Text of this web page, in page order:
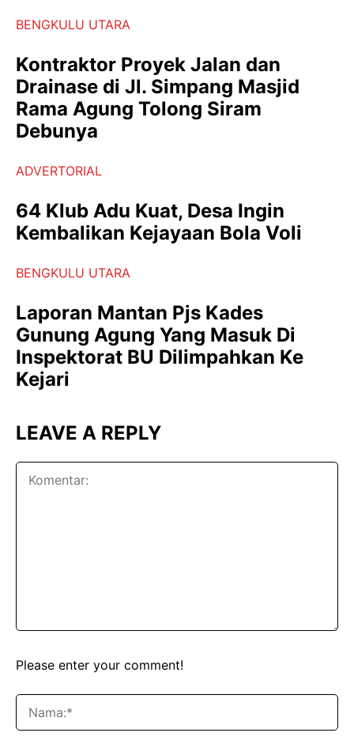
BENGKULU UTARA
Kontraktor Proyek Jalan dan
Drainase di Jl. Simpang Masjid
Rama Agung Tolong Siram
Debunya
ADVERTORIAL
64 Klub Adu Kuat, Desa Ingin
Kembalikan Kejayaan Bola Voli
BENGKULU UTARA
Laporan Mantan Pjs Kades
Gunung Agung Yang Masuk Di
Inspektorat BU Dilimpahkan Ke
Kejari
LEAVE A REPLY
Please enter your comment!